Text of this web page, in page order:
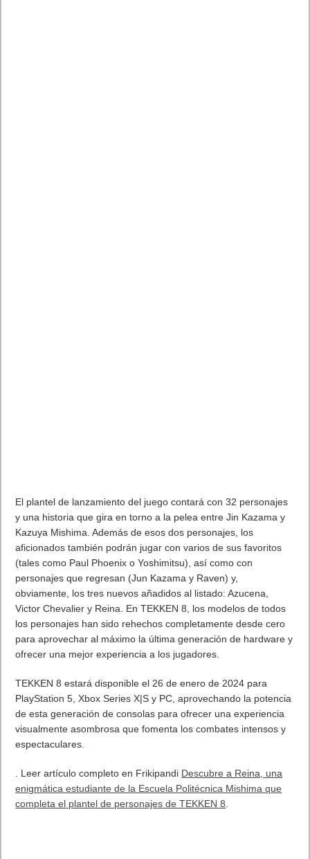
obviamente, los tres nuevos añadidos al listado: Azucena,
Victor Chevalier y Reina. En TEKKEN 8, los modelos de todos
los personajes han sido rehechos completamente desde cero
para aprovechar al máximo la última generación de hardware y
ofrecer una mejor experiencia a los jugadores.
TEKKEN 8 estará disponible el 26 de enero de 2024 para
PlayStation 5, Xbox Series X|S y PC, aprovechando la potencia
de esta generación de consolas para ofrecer una experiencia
visualmente asombrosa que fomenta los combates intensos y
espectaculares.
. Leer artículo completo en FrikipandiDescubre a Reina, una
enigmática estudiante de la Escuela Politécnica Mishima que
completa el plantel de personajes de TEKKEN 8.